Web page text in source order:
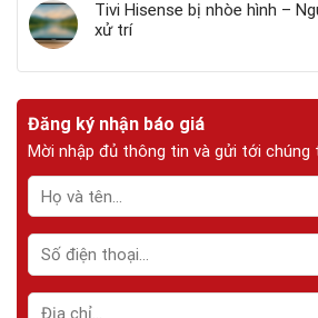
Tivi Hisense bị nhòe hình –
xử trí
Đăng ký nhận báo giá
Mời nhập đủ thông tin và gửi tới chúng